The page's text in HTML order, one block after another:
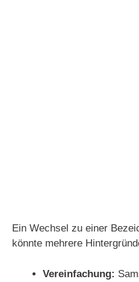
Ein Wechsel zu einer
könnte mehrere
Vereinfachung: